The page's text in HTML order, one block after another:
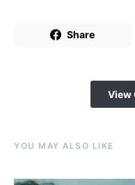
Share
View
YOU MAY ALSO LIKE